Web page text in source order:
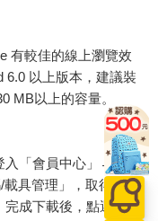
有較佳的線上瀏覽效
6.0 以上版本，建議裝
MB以上的容量。
入「會員中心」→「我
具管理」，取得通行
成下載後，點選任一